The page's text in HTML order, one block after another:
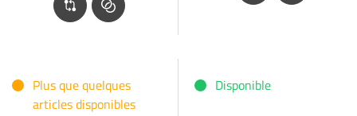
Plus que quelques
articles disponibles
Disponible